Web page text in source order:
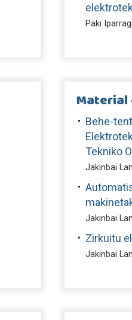
Paki
Behe-
Tekniko
Jakinbai
Jakinbai
Zirkuitu
Jakinbai